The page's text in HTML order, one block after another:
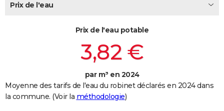
FORUM
Prix de l'eau
Prix de l'eau potable
3,82 €
par m³ en 2024
Moyenne des tarifs de l'eau du robinet déclarés en 2024 dans
la commune. (Voir la méthodologie)